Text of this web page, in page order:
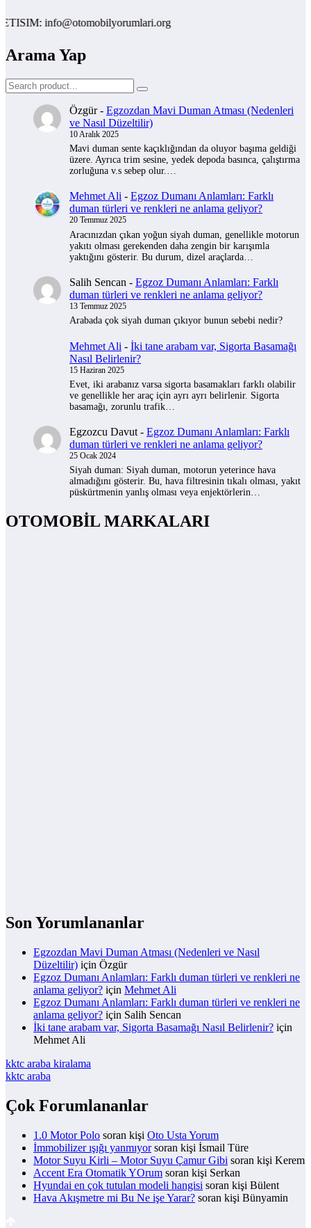
info@otomobilyorumlari.org
Arama Yap
Özgür- Egzozdan Mavi Duman Atması (Nedenleri
ve Nasıl Düzeltilir)
10 Aralık 2025
Mavi duman sente kaçıklığından da oluyor başıma geldiği
üzere. Ayrıca trim sesine, yedek depoda basınca, çalıştırma
zorluğuna v.s sebep olur.…
Mehmet Ali - Egzoz Dumanı Anlamları: Farklı
duman türleri ve renkleri ne anlama geliyor?
20 Temmuz 2025
Aracınızdan çıkan yoğun siyah duman, genellikle motorun
yakıtı olması gerekenden daha zengin bir karışımla
yaktığını gösterir. Bu durum, dizel araçlarda…
Salih Sencan - Egzoz Dumanı Anlamları: Farklı
duman türleri ve renkleri ne anlama geliyor?
13 Temmuz 2025
Arabada çok siyah duman çıkıyor bunun sebebi nedir?
Mehmet Ali - İki tane arabam var, Sigorta Basamağı
Nasıl Belirlenir?
15 Haziran 2025
Evet, iki arabanız varsa sigorta basamakları farklı olabilir
ve genellikle her araç için ayrı ayrı belirlenir. Sigorta
basamağı, zorunlu trafik…
Egzozcu Davut - Egzoz Dumanı Anlamları: Farklı
duman türleri ve renkleri ne anlama geliyor?
25 Ocak 2024
Siyah duman: Siyah duman, motorun yeterince hava
almadığını gösterir. Bu, hava filtresinin tıkalı olması, yakıt
püskürtmenin yanlış olması veya enjektörlerin…
OTOMOBİL MARKALARI
Son Yorumlananlar
Egzozdan Mavi Duman Atması (Nedenleri ve Nasıl
Düzeltilir) için Özgür
Egzoz Dumanı Anlamları: Farklı duman türleri ve renkleri ne
anlama geliyor? için Mehmet Ali
Egzoz Dumanı Anlamları: Farklı duman türleri ve renkleri ne
anlama geliyor? için Salih Sencan
İki tane arabam var, Sigorta Basamağı Nasıl Belirlenir? için
Mehmet Ali
kktc araba kiralama
kktc araba
Çok Forumlananlar
1.0 Motor Polo soran kişi Oto Usta Yorum
İmmobilizer ışığı yanmıyorsoran kişi İsmail Türe
Motor Suyu Kirli – Motor Suyu Çamur Gibi soran kişi Kerem
Accent Era Otomatik YOrum soran kişi Serkan
Hyundai en çok tutulan modeli hangisi soran kişi Bülent
Hava Akışmetre mi Bu Ne işe Yarar? soran kişi Bünyamin